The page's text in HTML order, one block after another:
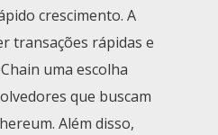
crescimento. A
transações rápidas e
uma escolha
que buscam
Além disso,